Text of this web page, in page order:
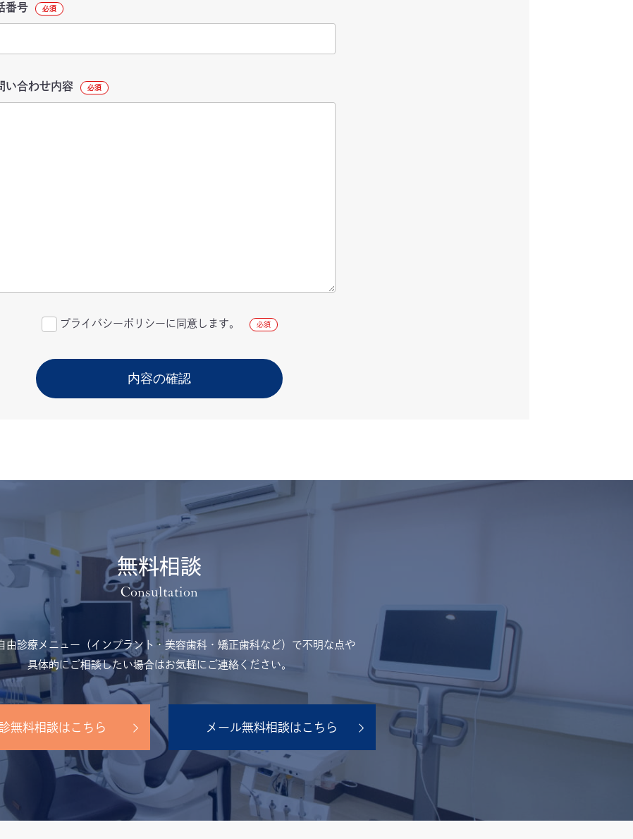
番号 必須
い合わせ内容 必須
プライバシーポリシーに同意します。 必須
無料相談
由診療メニュー（インプラント・美容歯科・矯正歯科など）で不明な点や
具体的にご相談したい場合はお気軽にご連絡ください。
無料相談はこちら メール無料相談はこちら